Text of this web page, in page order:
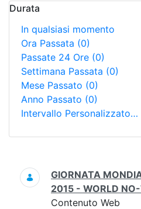
Durata
In qualsiasi momento
Ora Passata (0)
Passate 24 Ore (0)
Settimana Passata (0)
Mese Passato (0)
Anno Passato (0)
Intervallo Personalizzato…
Ricerca
GIORNATA
2015 - WORLD
Contenuto Web